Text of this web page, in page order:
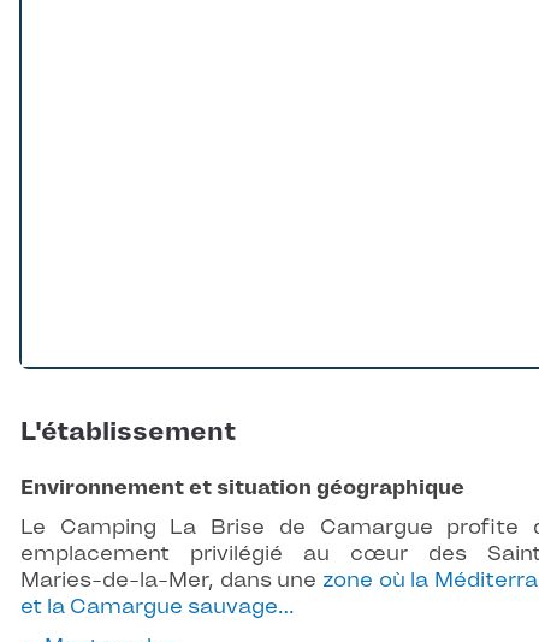
L'établissement
Environnement et situation géographique
Le Camping La Brise de Camargue profite
emplacement privilégié au cœur des
Maries-de-la-Mer, dans une zone où la
et la Camargue sauvage…